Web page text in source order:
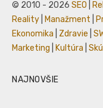
© 2010 - 2026 SEO
Reality
Manažment
Ekonomika
Zdravie
Marketing
Kultúra
NAJNOVŠIE